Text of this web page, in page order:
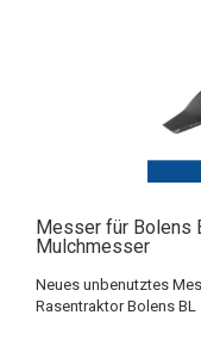
Messer für Bolens
Mulchmesser
Neues unbenutztes
Rasentraktor Bolens